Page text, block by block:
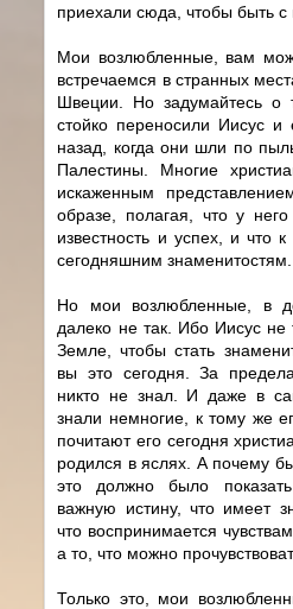
приехали сюда, чтобы быть с
Мои возлюбленные, вам
встречаемся в странных
Швеции. Но задумайтесь о
стойко переносили Иисус и
назад, когда они шли по
Палестины. Многие
искаженным
образе, полагая, что у
известность и успех, и что
сегодняшним знаменитостям.
Но мои возлюбленные, в
далеко не так. Ибо Иисус не
Земле, чтобы стать
вы это сегодня. За
никто не знал. И даже в
знали немногие, к тому же
почитают его сегодня
родился в яслях. А почему
это должно было
важную истину, что имеет
что воспринимается
а то, что можно
Только это, мои